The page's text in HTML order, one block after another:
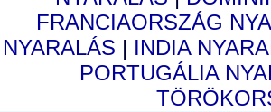
FRANCIAORSZÁG
NYARALÁS | INDIA
PORTUGÁLIA